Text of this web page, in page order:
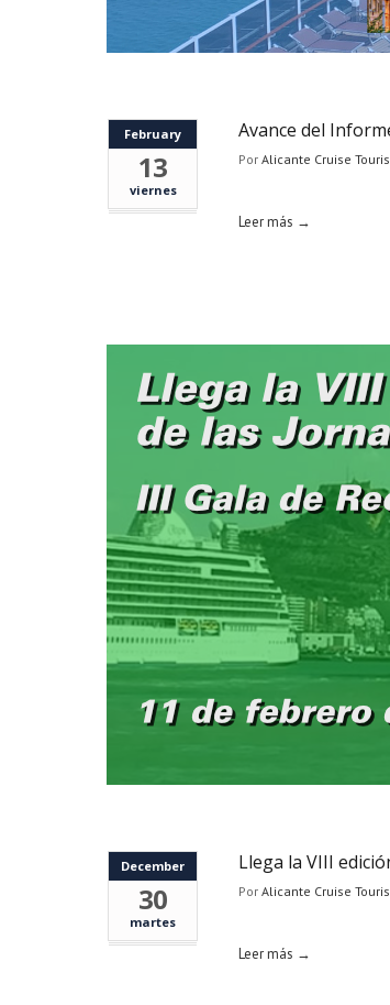
viernes
February
13
Avance del
Por Alicante Cruise
Leer más →
martes
December
30
Llega la VIII
Por Alicante Cruise
Leer más →